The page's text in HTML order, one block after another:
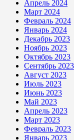
Апрель 2024
Март 2024
Февраль 2024
Январь 2024
Декабрь 2023
Ноябрь 2023
Октябрь 2023
Сентябрь 2023
Август 2023
Июль 2023
Июнь 2023
Май 2023
Апрель 2023
Март 2023
Февраль 2023
Январь 2023